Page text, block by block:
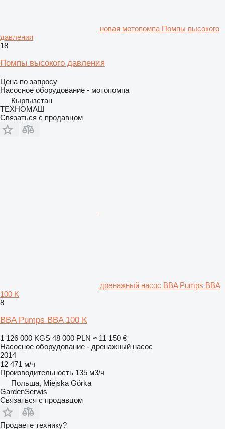
новая мотопомпа Помпы высокого
давления
18
Помпы высокого давления
Цена по запросу
Насосное оборудование - мотопомпа
Кыргызстан
ТЕХНОМАШ
Связаться с продавцом
дренажный насос BBA Pumps BBA
100 K
8
BBA Pumps BBA 100 K
1 126 000 KGS 48 000 PLN ≈ 11 150 €
Насосное оборудование - дренажный насос
2014
12 471 м/ч
Производительность 135 м3/ч
Польша, Miejska Górka
GardenSerwis
Связаться с продавцом
Продаете технику?